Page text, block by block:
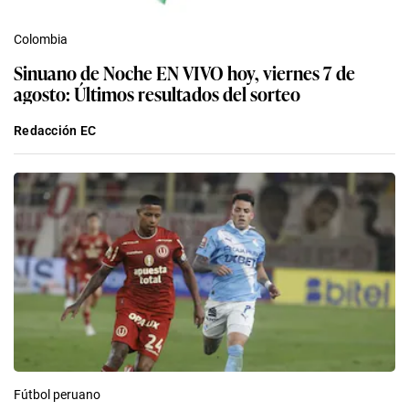
Colombia
Sinuano de Noche EN VIVO hoy, viernes 7 de
agosto: Últimos resultados del sorteo
Redacción EC
Fútbol peruano